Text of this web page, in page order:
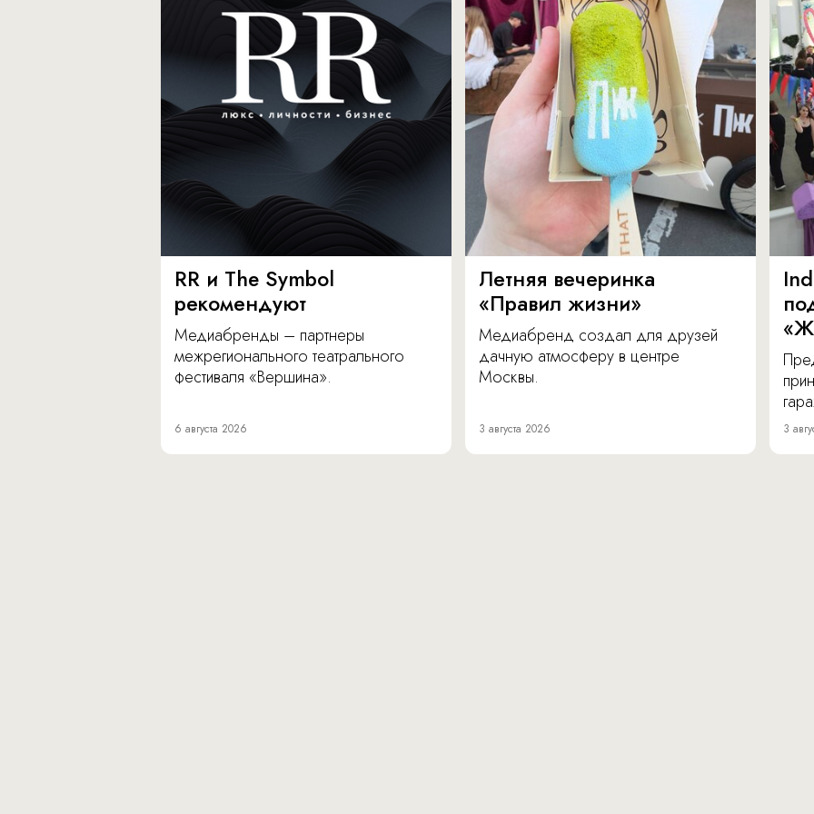
RR и The Symbol
рекомендуют
Медиабренды – партнеры
межрегионального театрального
фестиваля «Вершина».
6 августа 2026
Летняя вечеринка
«Правил жизни»
Медиабренд создал для друзей
дачную атмосферу в центре
Москвы.
3 августа 2026 3